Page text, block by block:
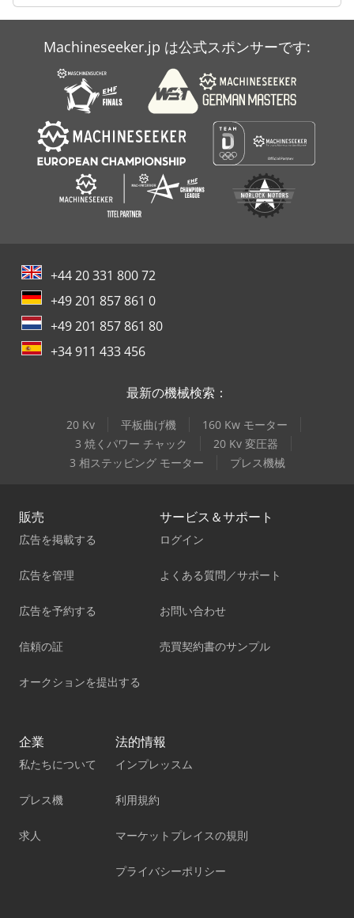
Machineseeker.jp は公式スポンサーです:
+44 20 331 800 72
+49 201 857 861 0
+49 201 857 861 80
+34 911 433 456
最新の機械検索：
20 Kv 平板曲げ機
160 Kw モーター
3 焼くパワー チャック
20 Kv 変圧器
3 相ステッピング モーター
プレス機械
販売
広告を掲載する
広告を管理
広告を予約する
信頼の証
オークションを提出する
サービス＆サポート
ログイン
よくある質問／サポート
お問い合わせ
売買契約書のサンプル
企業
私たちについて
プレス機
求人
法的情報
インプレッスム
利用規約
マーケットプレイスの規則
プライバシーポリシー